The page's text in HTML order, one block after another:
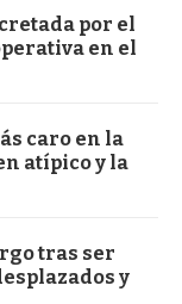
por el
en el
caro en la
atípico y la
tras ser
y